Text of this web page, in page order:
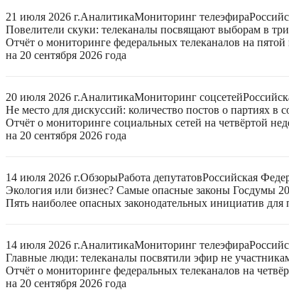
21 июля 2026 г.АналитикаМониторинг телеэфира
Повелители скуки: телеканалы посвящают выборам в
Отчёт о мониторинге федеральных телеканалов на
на 20 сентября 2026 года
20 июля 2026 г.АналитикаМониторинг соцсетей
Не место для дискуссий: количество постов о партиях в
Отчёт о мониторинге социальных сетей на четвёртой
на 20 сентября 2026 года
14 июля 2026 г.ОбзорыРабота депутатовРоссийская
Экология или бизнес? Самые опасные законы Госдумы
Пять наиболее опасных законодательных инициатив для
14 июля 2026 г.АналитикаМониторинг телеэфира
Главные люди: телеканалы посвятили эфир не
Отчёт о мониторинге федеральных телеканалов на
на 20 сентября 2026 года